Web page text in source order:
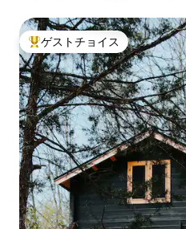
大好評のゲストチョイスです。
ゲストチョイス